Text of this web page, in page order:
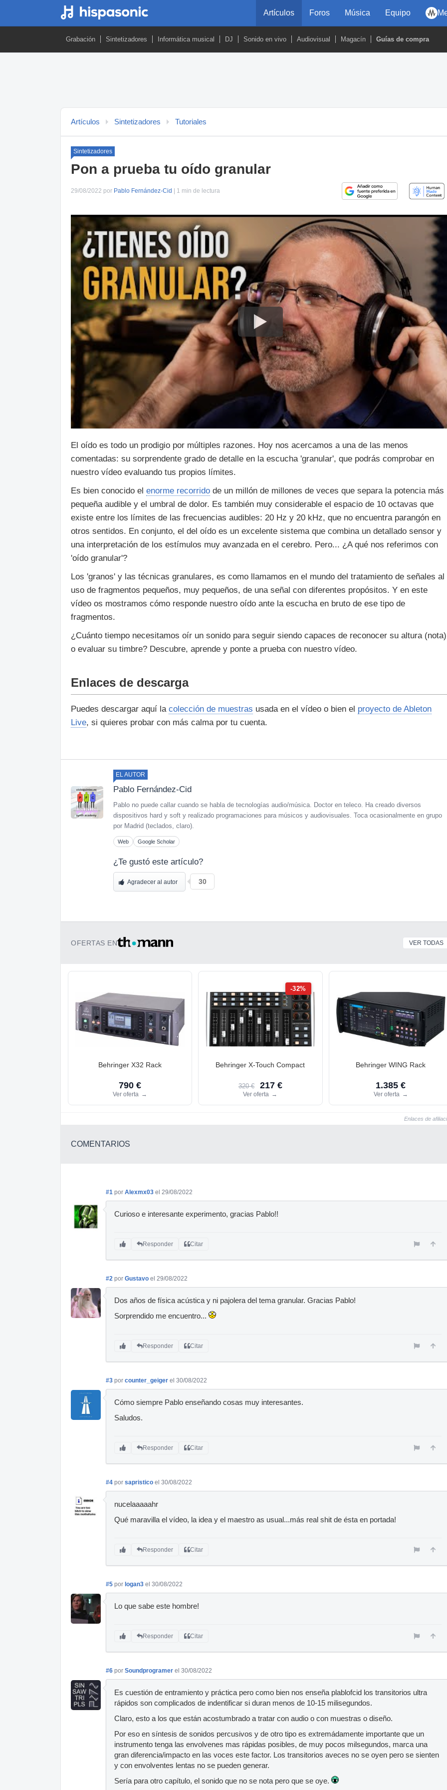
Artículos Foros Música Equipo
Grabación Sintetizadores Informática musical DJ Sonido en vivo Audiovisual Magacín Guías de compra
Artículos Sintetizadores Tutoriales
Sintetizadores
Pon a prueba tu oído granular
29/08/2022 por Pablo Fernández-Cid | 1 min de lectura
El oído es todo un prodigio por múltiples razones. Hoy nos acercamos a una de las menos
comentadas: su sorprendente grado de detalle en la escucha 'granular', que podrás comprobar en
nuestro vídeo evaluando tus propios límites.
Es bien conocido el enorme recorrido de un millón de millones de veces que separa la potencia más
pequeña audible y el umbral de dolor. Es también muy considerable el espacio de 10 octavas que
existe entre los límites de las frecuencias audibles: 20 Hz y 20 kHz, que no encuentra parangón en
otros sentidos. En conjunto, el del oído es un excelente sistema que combina un detallado sensor y
una interpretación de los estímulos muy avanzada en el cerebro. Pero... ¿A qué nos referimos con
'oído granular'?
Los 'granos' y las técnicas granulares, es como llamamos en el mundo del tratamiento de señales al
uso de fragmentos pequeños, muy pequeños, de una señal con diferentes propósitos. Y en este
vídeo os mostramos cómo responde nuestro oído ante la escucha en bruto de ese tipo de
fragmentos.
¿Cuánto tiempo necesitamos oír un sonido para seguir siendo capaces de reconocer su altura (nota)
o evaluar su timbre? Descubre, aprende y ponte a prueba con nuestro vídeo.
Enlaces de descarga
Puedes descargar aquí la colección de muestras usada en el vídeo o bien el proyecto de Ableton
Live, si quieres probar con más calma por tu cuenta.
EL AUTOR
Pablo Fernández-Cid
Pablo no puede callar cuando se habla de tecnologías audio/música. Doctor en teleco. Ha creado diversos
dispositivos hard y soft y realizado programaciones para músicos y audiovisuales. Toca ocasionalmente en grupo
por Madrid (teclados, claro).
Web Google Scholar
¿Te gustó este artículo?
Agradecer al autor 30
OFERTAS EN VER TODAS
Behringer X32 Rack
790 €
Ver oferta →
-32%
Behringer X-Touch Compact
320 € 217 €
Ver oferta →
Behringer WING Rack
1.385 €
Ver oferta →
Enlaces de
COMENTARIOS
#1 por Alexmx03 el 29/08/2022
Curioso e interesante experimento, gracias Pablo!!
Responder Citar
#2 por Gustavo el 29/08/2022
Dos años de física acústica y ni pajolera del tema granular. Gracias Pablo!
Sorprendido me encuentro...
Responder Citar
#3 por counter_geiger el 30/08/2022
Cómo siempre Pablo enseñando cosas muy interesantes.
Saludos.
Responder Citar
#4 por sapristico el 30/08/2022
nucelaaaaahr
Qué maravilla el vídeo, la idea y el maestro as usual...más real shit de ésta en portada!
Responder Citar
#5 por logan3 el 30/08/2022
Lo que sabe este hombre!
Responder Citar
#6 por Soundprogramer el 30/08/2022
Es cuestión de entramiento y práctica pero como bien nos enseña plablofcid los transitorios ultra
rápidos son complicados de indentificar si duran menos de 10-15 milisegundos.
Claro, esto a los que están acostumbrado a tratar con audio o con muestras o diseño.
Por eso en síntesis de sonidos percusivos y de otro tipo es extremádamente importante que un
instrumento tenga las envolvenes mas rápidas posibles, de muy pocos milsegundos, marca una
gran diferencia/impacto en las voces este factor. Los transitorios aveces no se oyen pero se sienten
y con envolventes lentas no se pueden generar.
Sería para otro capítulo, el sonido que no se nota pero que se oye.